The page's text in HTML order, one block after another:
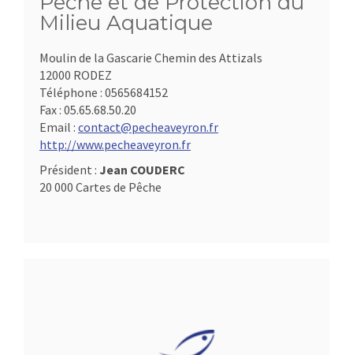
Milieu Aquatique
Moulin de la Gascarie Chemin des Attizals
12000 RODEZ
Téléphone : 0565684152
Fax : 05.65.68.50.20
Email : contact@pecheaveyron.fr
http://www.pecheaveyron.fr
Président : Jean COUDERC
20 000 Cartes de Pêche